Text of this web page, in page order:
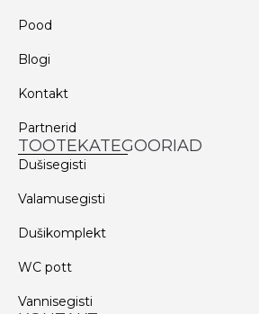
Pood
Blogi
Kontakt
Partnerid
TOOTEKATEGOORIAD
Dušisegisti
Valamusegisti
Dušikomplekt
WC pott
Vannisegisti